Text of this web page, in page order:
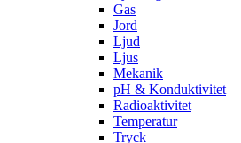
Gas
Jord
Ljud
Ljus
Mekanik
pH & Konduktivitet
Radioaktivitet
Temperatur
Tryck